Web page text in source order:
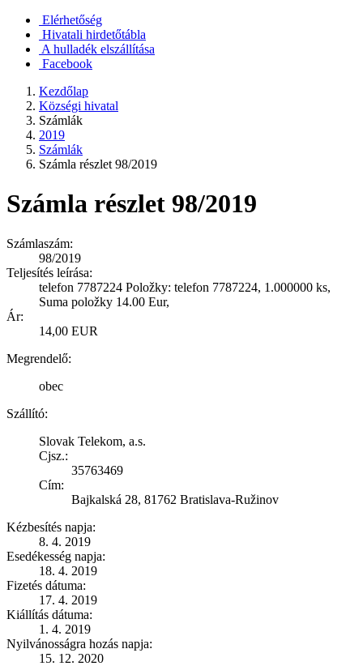
Elérhetőség
Hivatali hirdetőtábla
A hulladék elszállítása
Facebook
Kezdőlap
Községi hivatal
Számlák
2019
Számlák
Számla részlet 98/2019
Számla részlet 98/2019
Számlaszám:
98/2019
Teljesítés leírása:
telefon 7787224 Položky: telefon 7787224, 1.000000 ks,
Suma položky 14.00 Eur,
Ár:
14,00 EUR
Megrendelő:
obec
Szállító:
Slovak Telekom, a.s.
Cjsz.:
35763469
Cím:
Bajkalská 28, 81762 Bratislava-Ružinov
Kézbesítés napja:
8. 4. 2019
Esedékesség napja:
18. 4. 2019
Fizetés dátuma:
17. 4. 2019
Kiállítás dátuma:
1. 4. 2019
Nyilvánosságra hozás napja:
15. 12. 2020